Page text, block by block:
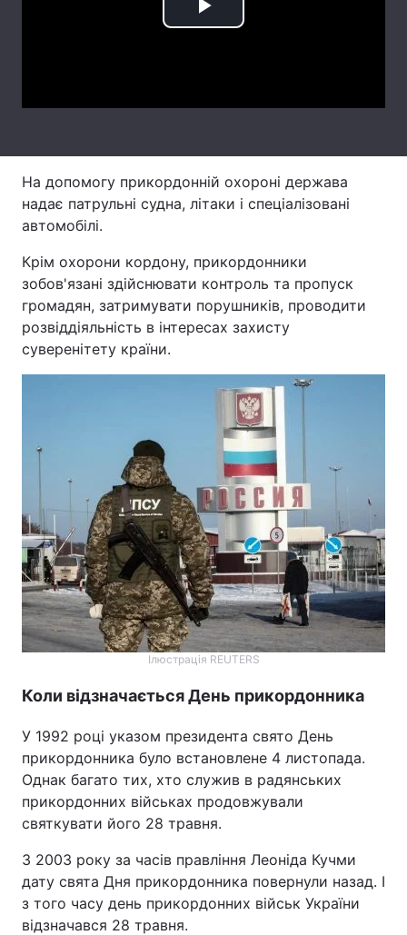
Тема оформлення
Play
На допомогу прикордонній охороні держава
надає патрульні судна, літаки і спеціалізовані
автомобілі.
Крім охорони кордону, прикордонники
зобов'язані здійснювати контроль та пропуск
громадян, затримувати порушників, проводити
розвіддіяльність в інтересах захисту
суверенітету країни.
Ілюстрація REUTERS
Коли відзначається День прикордонника
У 1992 році указом президента свято День
прикордонника було встановлене 4 листопада.
Однак багато тих, хто служив в радянських
прикордонних військах продовжували
святкувати його 28 травня.
З 2003 року за часів правління Леоніда Кучми
дату свята Дня прикордонника повернули назад. І
з того часу день прикордонних військ України
відзначався 28 травня.